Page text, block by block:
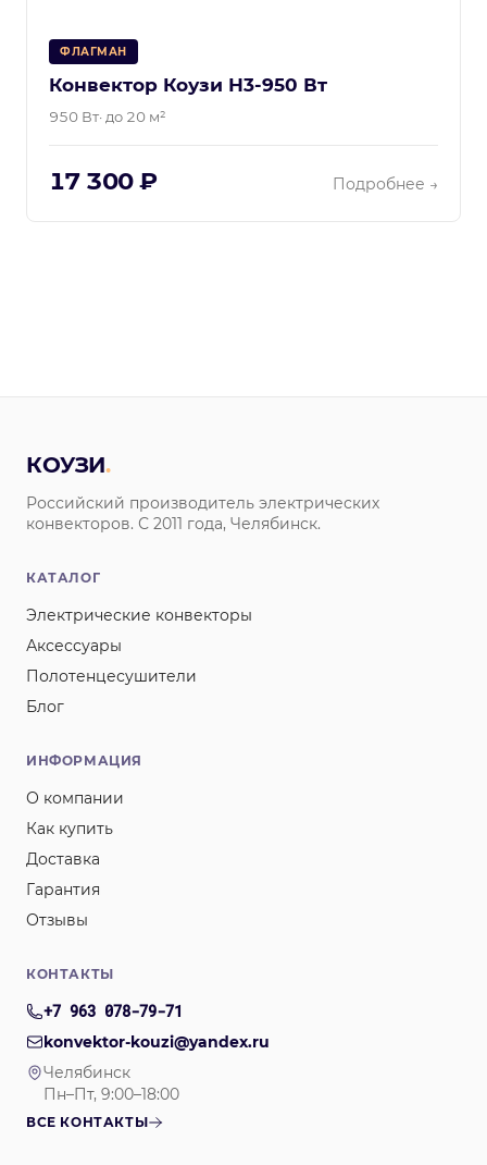
ФЛАГМАН
Конвектор Коузи Н3-950 Вт
950 Вт· до 20 м²
17 300 ₽ Подробнее →
КОУЗИ.
Российский производитель электрических
конвекторов. С 2011 года, Челябинск.
КАТАЛОГ
Электрические конвекторы
Аксессуары
Полотенцесушители
Блог
ИНФОРМАЦИЯ
О компании
Как купить
Доставка
Гарантия
Отзывы
КОНТАКТЫ
+7 963 078-79-71
konvektor-kouzi@yandex.ru
Челябинск
Пн–Пт, 9:00–18:00
ВСЕ КОНТАКТЫ